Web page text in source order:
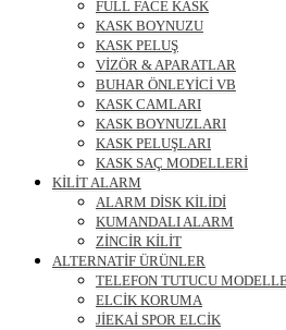
FULL FACE KASK
KASK BOYNUZU
KASK PELUŞ
VİZÖR & APARATLAR
BUHAR ÖNLEYİCİ VB
KASK CAMLARI
KASK BOYNUZLARI
KASK PELUŞLARI
KASK SAÇ MODELLERİ
KİLİT ALARM
ALARM DİSK KİLİDİ
KUMANDALI ALARM
ZİNCİR KİLİT
ALTERNATİF ÜRÜNLER
TELEFON TUTUCU
ELCİK KORUMA
JİEKAİ SPOR ELCİK